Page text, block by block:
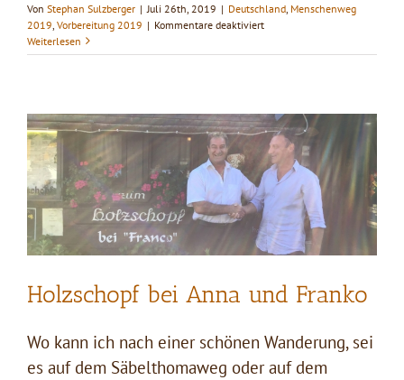
Von Stephan Sulzberger | Juli 26th, 2019 | Deutschland Menschenweg
2019 Vorbereitung 2019 | Kommentare deaktiviertfür
in
Weiterlesen
Holzschopf bei Anna und Franko
Wo kann ich nach einer schönen Wanderung, sei
es auf dem Säbelthomaweg oder auf dem